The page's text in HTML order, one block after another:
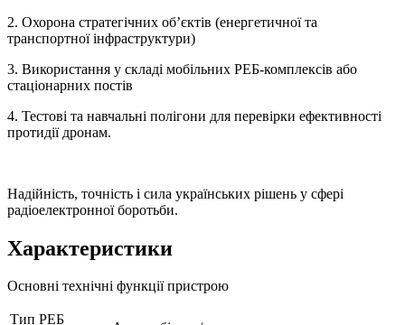
2. Охорона стратегічних об’єктів (енергетичної та
транспортної інфраструктури)
3. Використання у складі мобільних РЕБ-комплексів або
стаціонарних постів
4. Тестові та навчальні полігони для перевірки ефективності
протидії дронам.
Надійність, точність і сила українських рішень у сфері
радіоелектронної боротьби.
Характеристики
Основні технічні функції пристрою
Тип РЕБ